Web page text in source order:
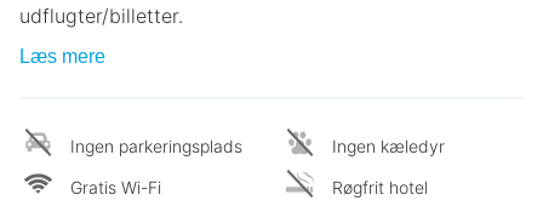
udflugter/billetter.
Læs mere
Ingen parkeringsplads
Gratis Wi-Fi
Ingen kæledyr
Røgfrit hotel